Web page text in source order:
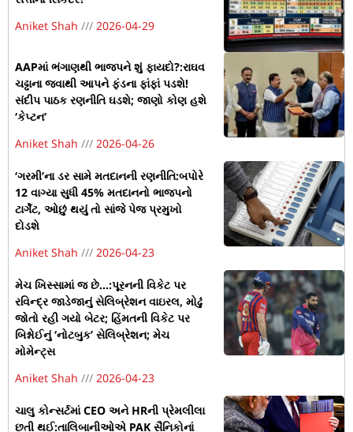
Aniket Shah
2026-04-29
AAPમાં ભંગાણથી ભાજપને શું ફાયદો?:રાઘવ
ચઢ્ઢાના જવાથી આપને ફંડના ફાંફાં પડશે!
સંદીપ પાઠક રણનીતિ ઘડશે; જાણો કોણ હશે
‘કેપ્ટન’
Aniket Shah
2026-04-26
‘ગરમી’ના ડર સામે મતદાનની રણનીતિ:બપોરે
12 વાગ્યા સુધી 45% મતદાનનો ભાજપનો
ટાર્ગેટ, ઓછું થયું તો સાંજે પેજ પ્રમુખો
દોડશે
Aniket Shah
2026-04-23
મેચ ખિસ્સામાં જ છે…:પૂરનની વિકેટ પર
રવિન્દ્ર જાડેજાનું સેલિબ્રેશન વાઇરલ, મોઢું
જોતો રહી ગયો બેટર; હિંમતની વિકેટ પર
બિશ્નોઈનું ‘નોટબુક’ સેલિબ્રેશન; મેચ
મોમેન્ટ્સ
Aniket Shah
2026-04-23
ચાલુ કોન્સર્ટમાં CEO અને HRની પ્રેમલીલા
છતી થઈ:તાલિબાનીઓએ PAK સૈનિકોનાં